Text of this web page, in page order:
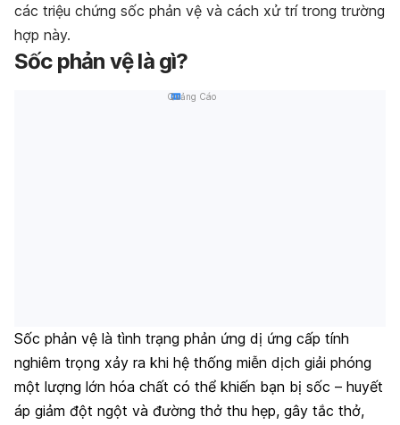
các triệu chứng sốc phản vệ và cách xử trí trong trường
hợp này.
Sốc phản vệ là gì?
Quảng Cáo
Sốc phản vệ là tình trạng phản ứng dị ứng cấp tính
nghiêm trọng xảy ra khi hệ thống miễn dịch giải phóng
một lượng lớn hóa chất có thể khiến bạn bị sốc – huyết
áp giảm đột ngột và đường thở thu hẹp, gây tắc thở,